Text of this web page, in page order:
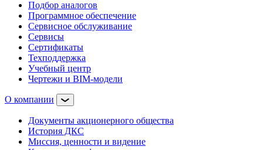
Подбор аналогов
Программное обеспечение
Сервисное обслуживание
Сервисы
Сертификаты
Техподдержка
Учебный центр
Чертежи и BIM-модели
О компании
Документы акционерного общества
История ДКС
Миссия, ценности и видение